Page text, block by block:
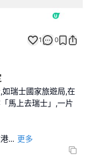
1 0
瑞士國家旅遊局,在
馬上去瑞士」,一片
... 更多